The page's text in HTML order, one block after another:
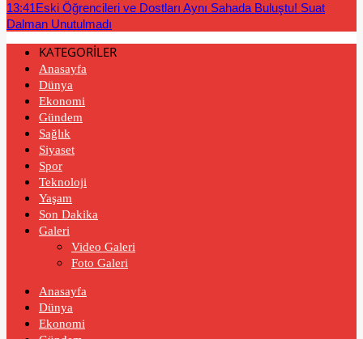
13:41Eski Öğrencileri ve Dostları Aynı Sahada Buluştu! Suat
Dalman Unutulmadı
KATEGORİLER
Anasayfa
Dünya
Ekonomi
Gündem
Sağlık
Siyaset
Spor
Teknoloji
Yaşam
Son Dakika
Galeri
Video Galeri
Foto Galeri
Anasayfa
Dünya
Ekonomi